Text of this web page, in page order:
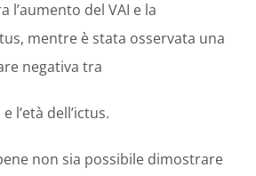
l’aumento del VAI e la
mentre è stata osservata una
negativa tra
l’età dell’ictus.
non sia possibile dimostrare